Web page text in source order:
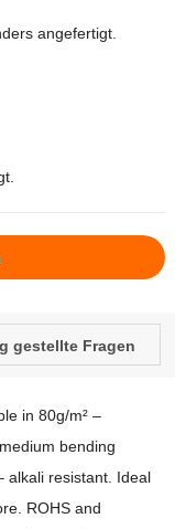
angefertigt.
gestellte Fragen
in 80g/m²–
bending
alkali resistant. Ideal
. ROHS and